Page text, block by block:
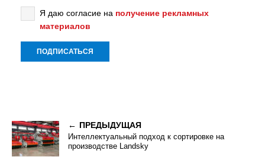
Я даю согласие на получение рекламных
материалов
ПРЕДЫДУЩАЯ
Интеллектуальный подход к сортировке на
производстве Landsky